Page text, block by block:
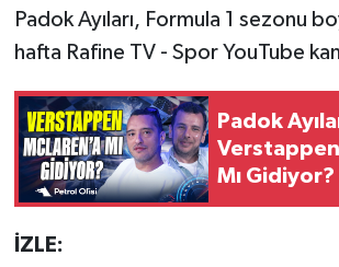
Padok Ayıları, Formula 1 sezonu
hafta Rafine TV - Spor YouTube
Padok
Mı
Beklentileri
İZLE: